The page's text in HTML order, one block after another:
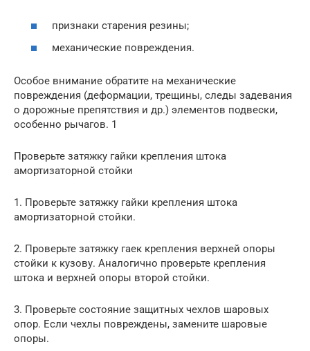
признаки старения резины;
механические повреждения.
Особое внимание обратите на механические
повреждения (деформации, трещины, следы задевания
о дорожные препятствия и др.) элементов подвески,
особенно рычагов. 1
Проверьте затяжку гайки крепления штока
амортизаторной стойки
1. Проверьте затяжку гайки крепления штока
амортизаторной стойки.
2. Проверьте затяжку гаек крепления верхней опоры
стойки к кузову. Аналогично проверьте крепления
штока и верхней опоры второй стойки.
3. Проверьте состояние защитных чехлов шаровых
опор. Если чехлы повреждены, замените шаровые
опоры.